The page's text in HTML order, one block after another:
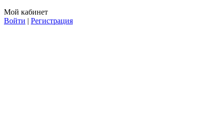
Мой кабинет
Войти | Регистрация